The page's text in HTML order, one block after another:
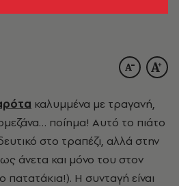
καλυμμένα με τραγανή,
ποίημα! Αυτό το πιάτο
στο τραπέζι, αλλά στην
άνετα και μόνο του στον
πατατάκια!). Η συνταγή είναι